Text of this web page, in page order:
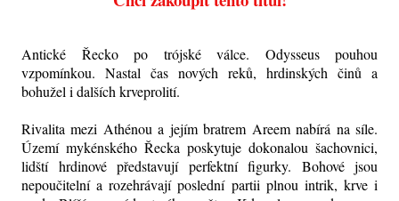
Antické Řecko po trójské válce. Odysseus pouhou
vzpomínkou. Nastal čas nových reků, hrdinských činů a
bohužel i dalších krveprolití.
Rivalita mezi Athénou a jejím bratrem Areem nabírá na síle.
Území mykénského Řecka poskytuje dokonalou šachovnici,
lidští hrdinové představují perfektní figurky. Bohové jsou
nepoučitelní a rozehrávají poslední partii plnou intrik, krve i